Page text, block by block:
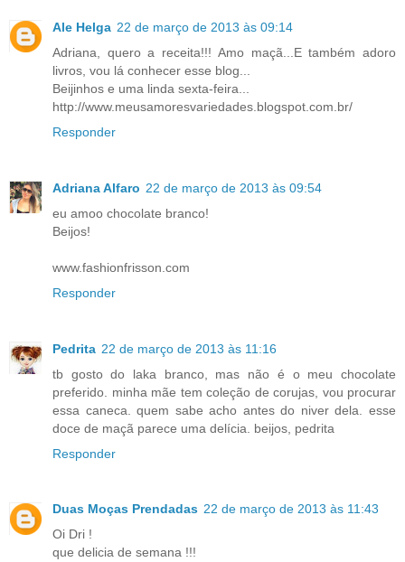
Ale Helga 22 de março de 2013 às 09:14
Adriana, quero a receita!!! Amo maçã...E também adoro
livros, vou lá conhecer esse blog...
Beijinhos e uma linda sexta-feira...
http://www.meusamoresvariedades.blogspot.com.br/
Responder
Adriana Alfaro 22 de março de 2013 às 09:54
eu amoo chocolate branco!
Beijos!
www.fashionfrisson.com
Responder
Pedrita 22 de março de 2013 às 11:16
tb gosto do laka branco, mas não é o meu chocolate
preferido. minha mãe tem coleção de corujas, vou procurar
essa caneca. quem sabe acho antes do niver dela. esse
doce de maçã parece uma delícia. beijos, pedrita
Responder
Duas Moças Prendadas 22 de março de 2013 às 11:43
Oi Dri !
que delicia de semana !!!